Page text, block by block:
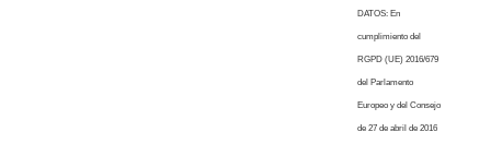
DATOS: En
cumplimiento del
RGPD (UE) 2016/679
del Parlamento
Europeo y del Consejo
de 27 de abril de 2016